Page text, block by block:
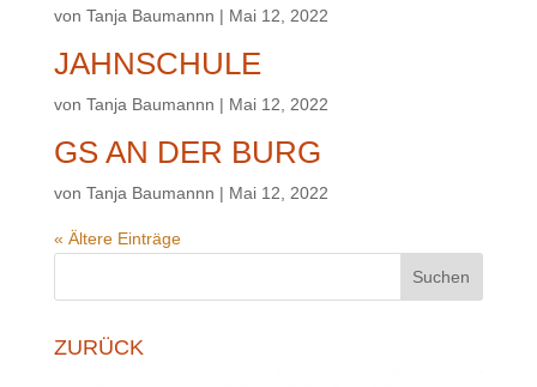
von Tanja Baumannn | Mai 12, 2022
JAHNSCHULE
von Tanja Baumannn | Mai 12, 2022
GS AN DER BURG
von Tanja Baumannn | Mai 12, 2022
« Ältere Einträge
Suchen
ZURÜCK